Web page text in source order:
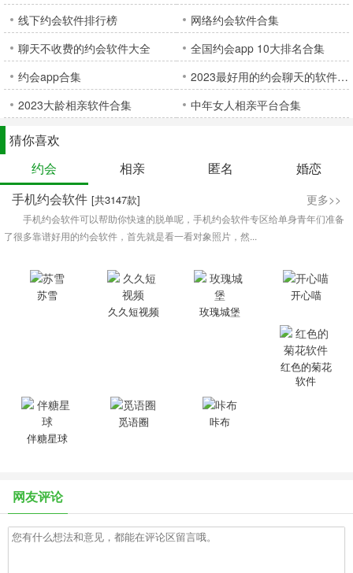
线下约会软件排行榜
网络约会软件合集
聊天不收费的约会软件大全
全国约会app 10大排名合集
约会app合集
2023最好用的约会聊天的软件合集
2023大龄相亲软件合集
中年女人相亲平台合集
猜你喜欢
约会
相亲 匿名
婚恋
手机约会软件 [共3147款] 更多>>
手机约会软件可以帮助你快速的脱单呢，手机约会软件专区给单身青年们准备
了很多靠谱好用的约会软件，首先就是看一看对象照片，然...
苏雪
久久短视频
玫瑰城堡
开心喵
红色的菊花
软件
伴糖星球
觅语圈 咔布
网友评论